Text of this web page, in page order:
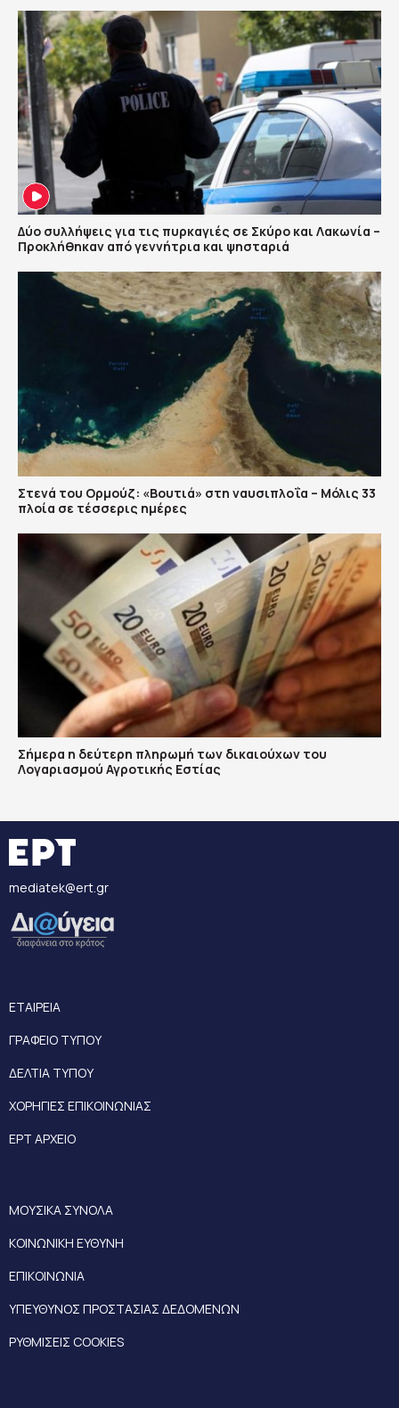
Δύο συλλήψεις για τις πυρκαγιές σε Σκύρο και Λακωνία –
Προκλήθηκαν από γεννήτρια και ψησταριά
Στενά του Ορμούζ: «Βουτιά» στη ναυσιπλοΐα – Μόλις 33
πλοία σε τέσσερις ημέρες
Σήμερα η δεύτερη πληρωμή των δικαιούχων του
Λογαριασμού Αγροτικής Εστίας
mediatek@ert.gr
ΕΤΑΙΡΕΙΑ
ΓΡΑΦΕΙΟ ΤΥΠΟΥ
ΔΕΛΤΙΑ ΤΥΠΟΥ
ΧΟΡΗΓΙΕΣ ΕΠΙΚΟΙΝΩΝΙΑΣ
ΕΡΤ ΑΡΧΕΙΟ
ΜΟΥΣΙΚΑ ΣΥΝΟΛΑ
ΚΟΙΝΩΝΙΚΗ ΕΥΘΥΝΗ
ΕΠΙΚΟΙΝΩΝΙΑ
ΥΠΕΥΘΥΝΟΣ ΠΡΟΣΤΑΣΙΑΣ ΔΕΔΟΜΕΝΩΝ
ΡΥΘΜΙΣΕΙΣ COOKIES